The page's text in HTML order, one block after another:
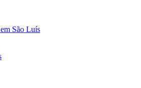
em São Luís